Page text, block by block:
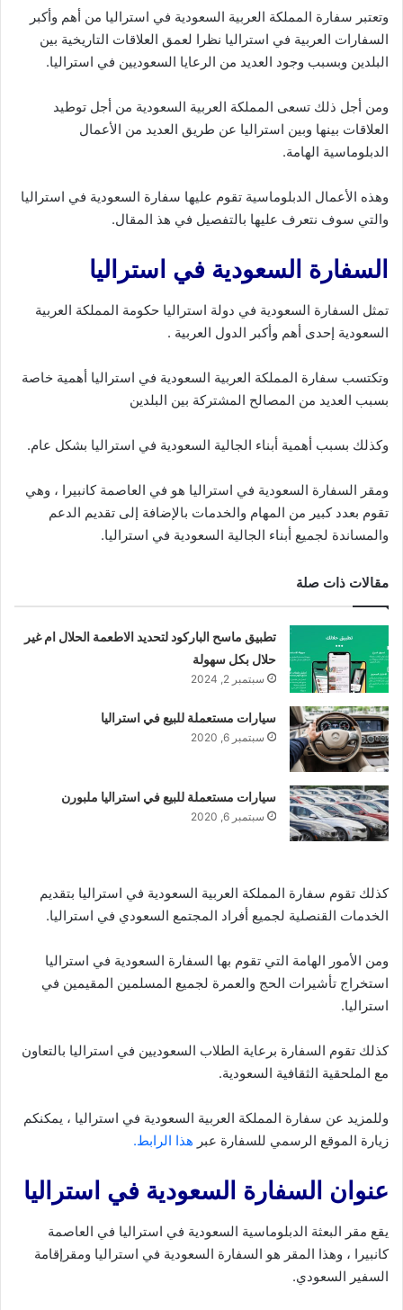
وتعتبر سفارة المملكة العربية السعودية في استراليا من أهم وأكبر
السفارات العربية في استراليا نظرا لعمق العلاقات التاريخية بين
البلدين وبسبب وجود العديد من الرعايا السعوديين في استراليا.
ومن أجل ذلك تسعى المملكة العربية السعودية من أجل توطيد
العلاقات بينها وبين استراليا عن طريق العديد من الأعمال
الدبلوماسية الهامة.
وهذه الأعمال الدبلوماسية تقوم عليها سفارة السعودية في استراليا
والتي سوف نتعرف عليها بالتفصيل في هذ المقال.
السفارة السعودية في استراليا
تمثل السفارة السعودية في دولة استراليا حكومة المملكة العربية
السعودية إحدى أهم وأكبر الدول العربية .
وتكتسب سفارة المملكة العربية السعودية في استراليا أهمية خاصة
بسبب العديد من المصالح المشتركة بين البلدين
وكذلك بسبب أهمية أبناء الجالية السعودية في استراليا بشكل عام.
ومقر السفارة السعودية في استراليا هو في العاصمة كانبيرا ، وهي
تقوم بعدد كبير من المهام والخدمات بالإضافة إلى تقديم الدعم
والمساندة لجميع أبناء الجالية السعودية في استراليا.
مقالات ذات صلة
تطبيق ماسح الباركود لتحديد الاطعمة الحلال ام غير
حلال بكل سهولة
سبتمبر 2, 2024
سيارات مستعملة للبيع في استراليا
سبتمبر 6, 2020
سيارات مستعملة للبيع في استراليا ملبورن
سبتمبر 6, 2020
كذلك تقوم سفارة المملكة العربية السعودية في استراليا بتقديم
الخدمات القنصلية لجميع أفراد المجتمع السعودي في استراليا.
ومن الأمور الهامة التي تقوم بها السفارة السعودية في استراليا
استخراج تأشيرات الحج والعمرة لجميع المسلمين المقيمين في
استراليا.
كذلك تقوم السفارة برعاية الطلاب السعوديين في استراليا بالتعاون
مع الملحقية الثقافية السعودية.
وللمزيد عن سفارة المملكة العربية السعودية في استراليا ، يمكنكم
زيارة الموقع الرسمي للسفارة عبر هذا الرابط.
عنوان السفارة السعودية في استراليا
يقع مقر البعثة الدبلوماسية السعودية في استراليا في العاصمة
كانبيرا ، وهذا المقر هو السفارة السعودية في استراليا ومقرإقامة
السفير السعودي.